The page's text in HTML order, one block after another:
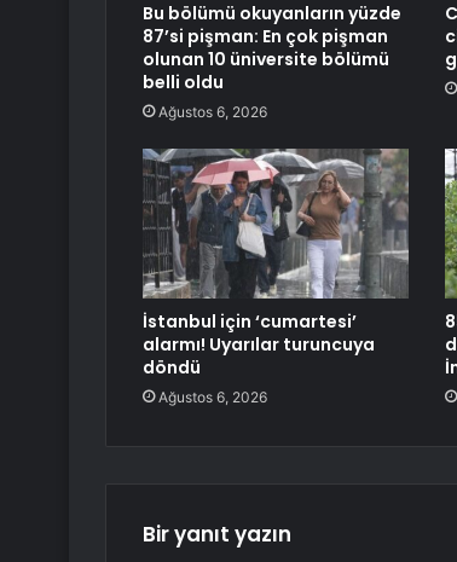
Bu bölümü okuyanların yüzde
87’si pişman: En çok pişman
olunan 10 üniversite bölümü
belli oldu
Ağustos 6, 2026
İstanbul için ‘cumartesi’
alarmı! Uyarılar turuncuya
döndü
Ağustos 6, 2026
Bir yanıt yazın